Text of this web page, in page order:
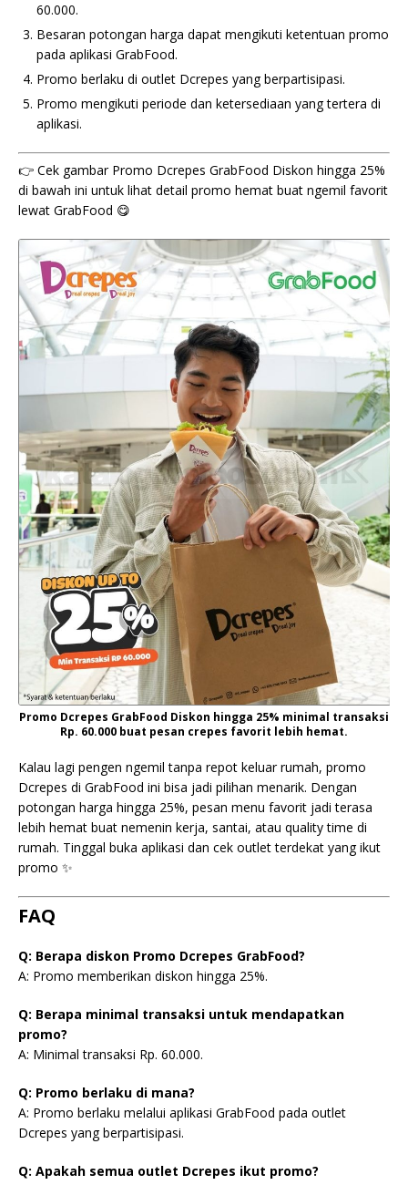
60.000.
Besaran potongan harga dapat mengikuti ketentuan promo
pada aplikasi GrabFood.
Promo berlaku di outlet Dcrepes yang berpartisipasi.
Promo mengikuti periode dan ketersediaan yang tertera di
aplikasi.
👉 Cek gambar Promo Dcrepes GrabFood Diskon hingga 25%
di bawah ini untuk lihat detail promo hemat buat ngemil favorit
lewat GrabFood 😋
Promo Dcrepes GrabFood Diskon hingga 25% minimal transaksi
Rp. 60.000 buat pesan crepes favorit lebih hemat.
Kalau lagi pengen ngemil tanpa repot keluar rumah, promo
Dcrepes di GrabFood ini bisa jadi pilihan menarik. Dengan
potongan harga hingga 25%, pesan menu favorit jadi terasa
lebih hemat buat nemenin kerja, santai, atau quality time di
rumah. Tinggal buka aplikasi dan cek outlet terdekat yang ikut
promo ✨
FAQ
Q: Berapa diskon Promo Dcrepes GrabFood?
A: Promo memberikan diskon hingga 25%.
Q: Berapa minimal transaksi untuk mendapatkan
promo?
A: Minimal transaksi Rp. 60.000.
Q: Promo berlaku di mana?
A: Promo berlaku melalui aplikasi GrabFood pada outlet
Dcrepes yang berpartisipasi.
Q: Apakah semua outlet Dcrepes ikut promo?